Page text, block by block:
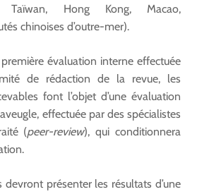
Taïwan, Hong Kong, Macao,
chinoises d’outre-mer).
évaluation interne effectuée
de rédaction de la revue, les
font l’objet d’une évaluation
effectuée par des spécialistes
(peer-review), qui conditionnera
devront présenter les résultats d’une